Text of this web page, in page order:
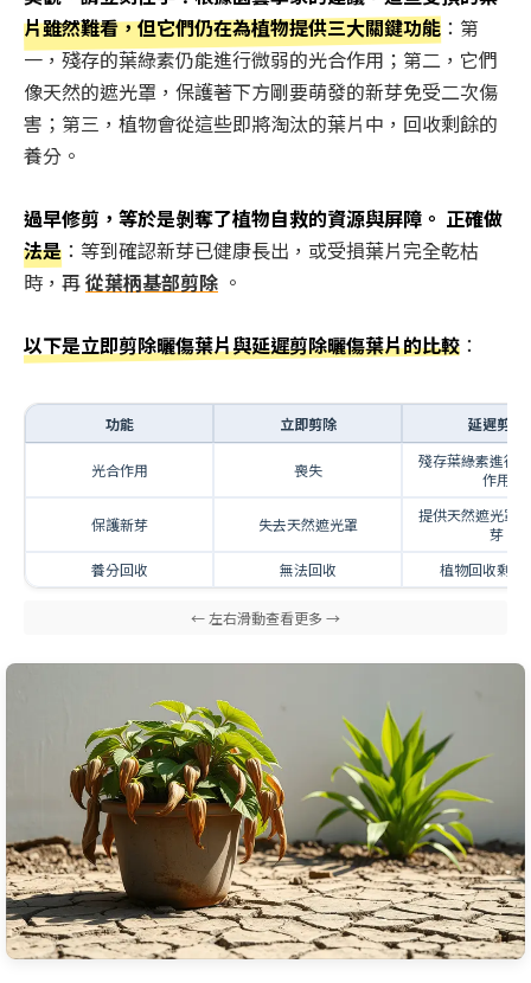
片雖然難看，但它們仍在為植物提供三大關鍵功能 ：第
一，殘存的葉綠素仍能進行微弱的光合作用；第二，它們
像天然的遮光罩，保護著下方剛要萌發的新芽免受二次傷
害；第三，植物會從這些即將淘汰的葉片中，回收剩餘的
養分。
過早修剪，等於是剝奪了植物自救的資源與屏障。 正確做
法是 ：等到確認新芽已健康長出，或受損葉片完全乾枯
時，再從葉柄基部剪除 。
以下是立即剪除曬傷葉片與延遲剪除曬傷葉片的比較 ：
功能 立即剪除 延遲剪除
光合作用 喪失
殘存葉綠素進行
作用
保護新芽 失去天然遮光罩
提供天然遮光罩
芽
養分回收
無法回收 植物回收剩餘